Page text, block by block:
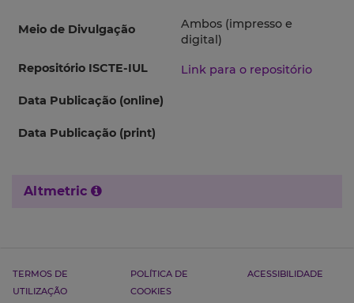
Meio de Divulgação
Ambos (impresso e
digital)
Repositório ISCTE-IUL
Link para o repositório
Data Publicação (online)
Data Publicação (print)
Altmetric
TERMOS DE
UTILIZAÇÃO
POLÍTICA DE
COOKIES
ACESSIBILIDADE